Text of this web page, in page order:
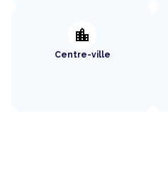
location_city
Centre-ville